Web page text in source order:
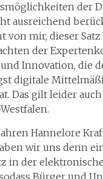
der
ausreichend
von mir, dieser
der
Innovation, die
digitale
Das gilt leider
Hannelore
wir uns denn
in der
Bürger und